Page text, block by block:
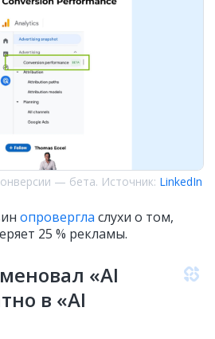
— бета. Источник: LinkedIn
опровергла слухи о том,
25 % рекламы.
«AI
в «AI